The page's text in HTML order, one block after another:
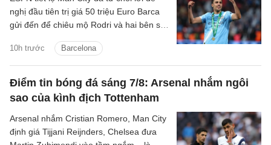
10h trước Barcelona
nghị đầu tiên trị giá 50 triệu Euro Barca
gửi đến để chiêu mộ Rodri và hai bên sẽ
Điểm tin bóng đá sáng 7/8: Arsenal nhắm ngôi
sao của kình địch Tottenham
Arsenal nhắm Cristian Romero, Man City
định giá Tijjani Reijnders, Chelsea đưa